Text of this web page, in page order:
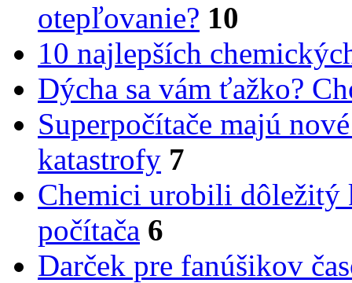
otepľovanie? 10
10 najlepších
Dýcha sa vám ťažko?
Superpočítače majú
katastrofy 7
Chemici urobili dôležitý
počítača 6
Darček pre fanúšikov